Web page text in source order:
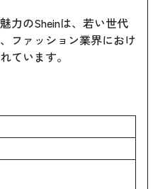
力のSheinは、若い世代
ファッション業界におけ
ています。